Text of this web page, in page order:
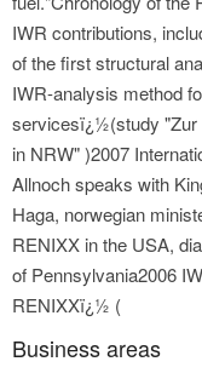
IWR contributions,
of the first structural
IWR-analysis method
servicesï¿½(study "Zur
in NRW" )2007
Allnoch speaks with
Haga, norwegian
RENIXX in the USA,
of Pennsylvania2006
RENIXXï¿½ (
Business areas